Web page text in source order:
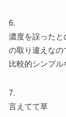
6.
濃度を誤ったと
の取り違えなの
比較的シンプル
7.
言えてて草